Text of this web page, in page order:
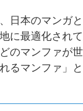
日本のマンガ
に最適化され
のマンファが
るマンファ」